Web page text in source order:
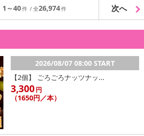
1～40 26,974 次へ
2026/08/07 08:00 START
【2個】 ごろごろナッツナッ...
3,300円
（1650円／本）